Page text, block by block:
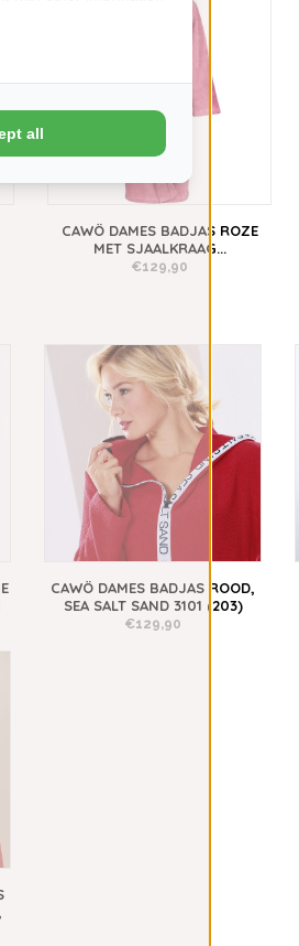
CAWÖ DAMES BADJAS ROZE
MET SJAALKRAAG...
€129,90
CAWÖ DAMES BADJAS ROOD,
SEA SALT SAND 3101 (203)
€129,90
all